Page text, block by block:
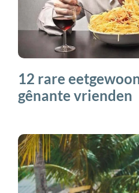
12 rare
gênante vrienden